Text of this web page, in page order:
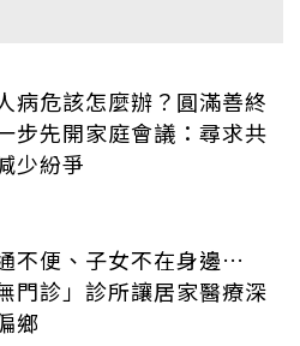
病危該怎麼辦？圓滿善終
步先開家庭會議：尋求共
少紛爭
不便、子女不在身邊…
無門診」診所讓居家醫療深
鄉